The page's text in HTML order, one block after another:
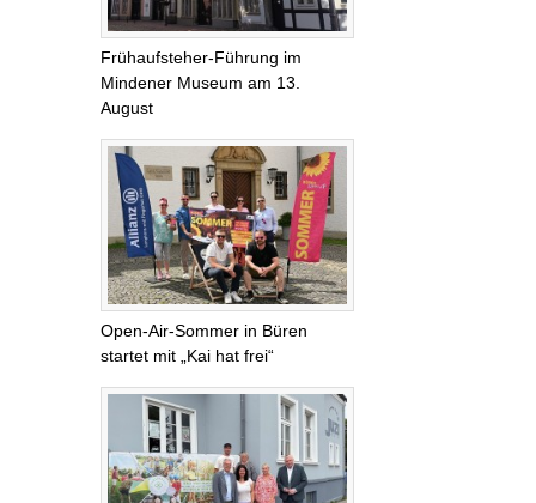
Frühaufsteher-Führung im
Mindener Museum am 13.
August
Open-Air-Sommer in Büren
startet mit „Kai hat frei“